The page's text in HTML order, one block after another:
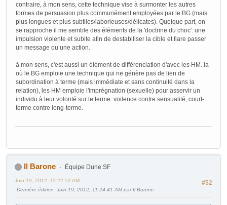
contraire, à mon sens, cette technique vise à surmonter les autres
formes de persuasion plus communément employées par le BG (mais
plus longues et plus subtiles/laborieuses/délicates). Quelque part, on
se rapproche il me semble des éléments de la 'doctrine du choc': une
impulsion violente et subite afin de destabiliser la cible et fiare passer
un message ou une action.
à mon sens, c'est aussi un élément de différenciation d'avec les HM. la
où le BG emploie une technique qui ne génère pas de lien de
subordination à terme (mais immédiate et sans continuité dans la
relation), les HM emploie l'imprégnation (sexuelle) pour asservir un
individu à leur volonté sur le terme. voilence contre sensualité, court-
terme contre long-terme.
Il Barone Équipe Dune SF
#52
Juin 19, 2012, 11:22:52 AM
Dernière édition: Juin 19, 2012, 11:24:41 AM par Il Barone